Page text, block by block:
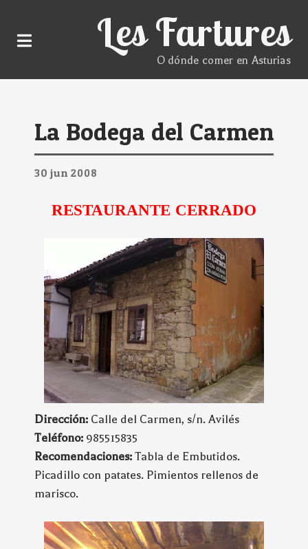
Les Fartures
O dónde comer en Asturias
La Bodega del Carmen
30 jun 2008
RESTAURANTE CERRADO
Dirección: Calle del Carmen, s/n. Avilés
Teléfono: 985515835
Recomendaciones: Tabla de Embutidos.
Picadillo con patates. Pimientos rellenos de
marisco.